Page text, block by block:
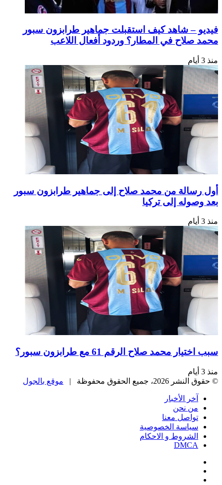
فيديو – شاهد كيف استقبلت جماهير طرابزون سبور
محمد صلاح في المطار؟ وردود أفعال اللاعب
منذ 3 أيام
أول رسالة من محمد صلاح إلى جماهير طرابزون سبور
بعد وصوله إلى تركيا
منذ 3 أيام
سبب اختيار محمد صلاح الرقم 61 مع طرابزون سبور؟
منذ 3 أيام
© حقوق النشر 2026، جميع الحقوق محفوظة |
موقع بالجول
آخر الأخبار
من نحن
تواصل معنا
سياسة الخصوصية
الشروط و الاحكام
DMCA